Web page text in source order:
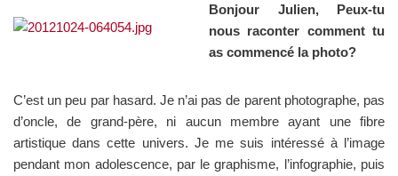
Bonjour Julien, Peux-tu
nous raconter comment tu
as commencé la photo?
C’est un peu par hasard. Je n’ai pas de parent photographe, pas
d’oncle, de grand-père, ni aucun membre ayant une fibre
artistique dans cette univers. Je me suis intéressé à l’image
pendant mon adolescence, par le graphisme, l’infographie, puis